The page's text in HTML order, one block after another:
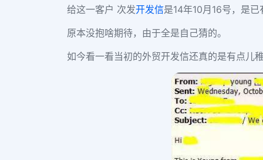
给这一客户 次发开发信是14年10月16号，是已
原本没抱啥期待，由于全是自己猜的。
如今看一看当初的外贸开发信还真的是有点儿